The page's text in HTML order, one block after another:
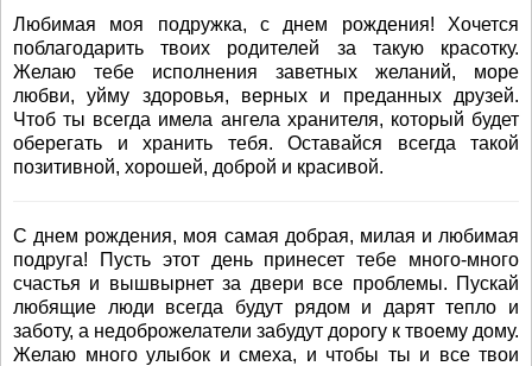
Любимая моя подружка, с днем рождения! Хочется
поблагодарить твоих родителей за такую красотку.
Желаю тебе исполнения заветных желаний, море
любви, уйму здоровья, верных и преданных друзей.
Чтоб ты всегда имела ангела хранителя, который будет
оберегать и хранить тебя. Оставайся всегда такой
позитивной, хорошей, доброй и красивой.
С днем рождения, моя самая добрая, милая и любимая
подруга! Пусть этот день принесет тебе много-много
счастья и вышвырнет за двери все проблемы. Пускай
любящие люди всегда будут рядом и дарят тепло и
заботу, а недоброжелатели забудут дорогу к твоему дому.
Желаю много улыбок и смеха, и чтобы ты и все твои